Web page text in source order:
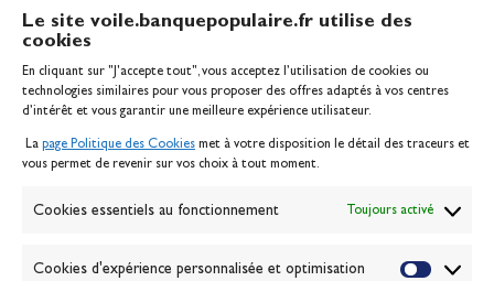
Le site voile.banquepopulaire.fr utilise des
cookies
En cliquant sur "J'accepte tout", vous acceptez l’utilisation de cookies ou
technologies similaires pour vous proposer des offres adaptés à vos centres
d’intérêt et vous garantir une meilleure expérience utilisateur.
La page Politique des Cookies met à votre disposition le détail des traceurs et
vous permet de revenir sur vos choix à tout moment.
Cookies essentiels au fonctionnement Toujours activé
Cookies d'expérience personnalisée et optimisation
Inscription serveur média
Contact
Politique des cookies
Banque de la voile
Passion Voile TV